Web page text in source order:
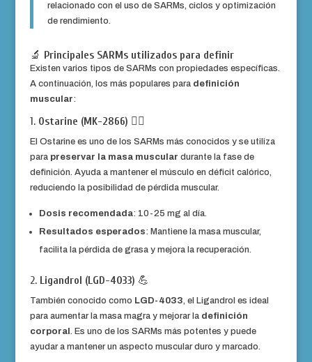
relacionado con el uso de SARMs, ciclos y optimización
de rendimiento.
🔬 Principales SARMs utilizados para definir
Existen varios tipos de SARMs con propiedades específicas.
A continuación, los más populares para definición
muscular:
1. Ostarine (MK-2866) 🏋️‍♂️
El Ostarine es uno de los SARMs más conocidos y se utiliza
para preservar la masa muscular durante la fase de
definición. Ayuda a mantener el músculo en déficit calórico,
reduciendo la posibilidad de pérdida muscular.
Dosis recomendada: 10-25 mg al día.
Resultados esperados: Mantiene la masa muscular,
facilita la pérdida de grasa y mejora la recuperación.
2. Ligandrol (LGD-4033) 💪
También conocido como LGD-4033, el Ligandrol es ideal
para aumentar la masa magra y mejorar la definición
corporal . Es uno de los SARMs más potentes y puede
ayudar a mantener un aspecto muscular duro y marcado.